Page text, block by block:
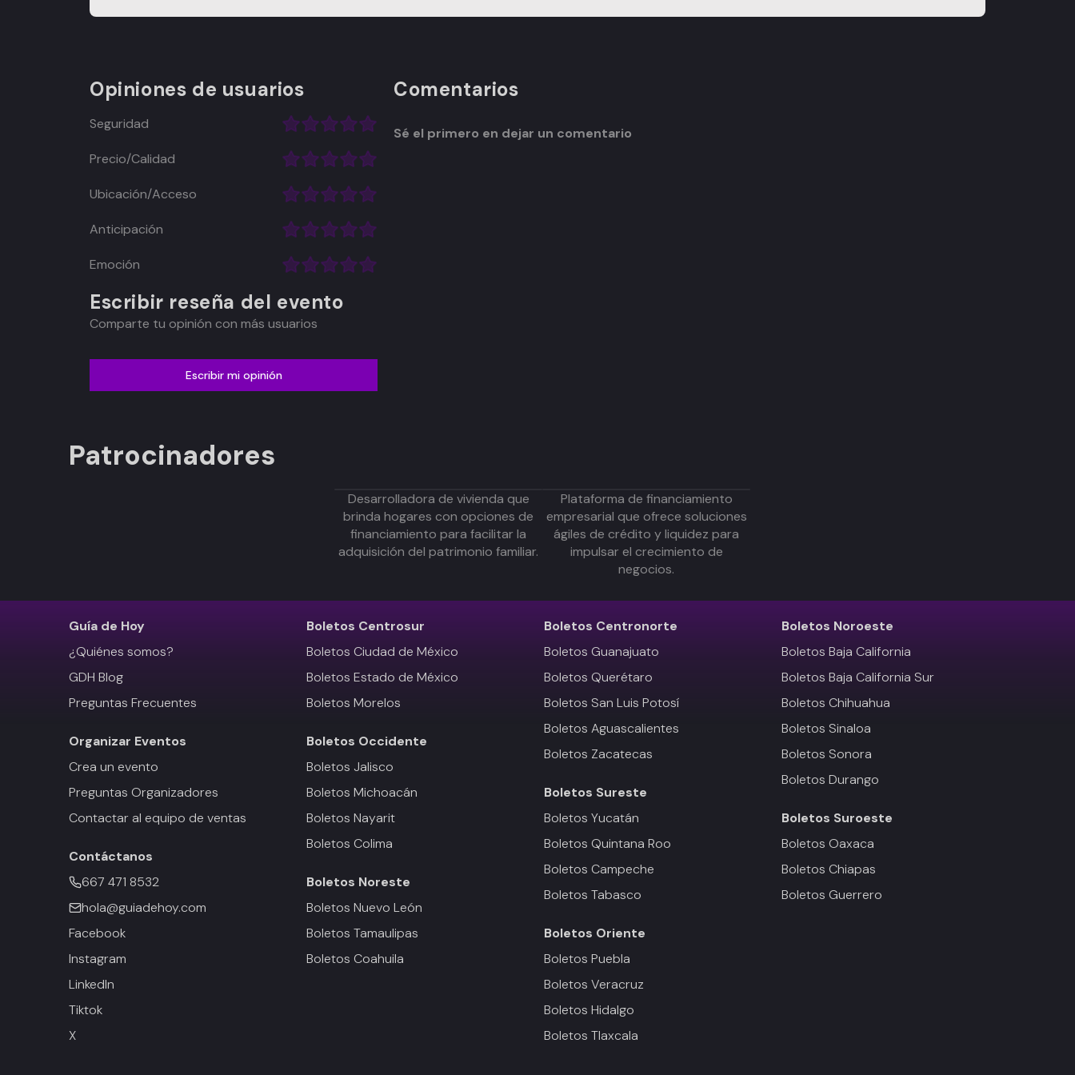
Opiniones de usuarios
Seguridad
Precio/Calidad
Ubicación/Acceso
Anticipación
Emoción
Escribir reseña del evento
Comparte tu opinión con más usuarios
Escribir mi opinión
Comentarios
Sé el primero en dejar un comentario
Patrocinadores
Desarrolladora de vivienda que
brinda hogares con opciones de
financiamiento para facilitar la
adquisición del patrimonio familiar.
Plataforma de financiamiento
empresarial que ofrece soluciones
ágiles de crédito y liquidez para
impulsar el crecimiento de
negocios.
Guía de Hoy
¿Quiénes somos?
GDH Blog
Preguntas Frecuentes
Organizar Eventos
Crea un evento
Preguntas Organizadores
Contactar al equipo de ventas
Contáctanos
667 471 8532
hola@guiadehoy.com
Facebook
Instagram
LinkedIn
Tiktok
X
Boletos Centrosur
Boletos Ciudad de México
Boletos Estado de México
Boletos Morelos
Boletos Occidente
Boletos Jalisco
Boletos Michoacán
Boletos Nayarit
Boletos Colima
Boletos Noreste
Boletos Nuevo León
Boletos Tamaulipas
Boletos Coahuila
Boletos Centronorte
Boletos Guanajuato
Boletos Querétaro
Boletos San Luis Potosí
Boletos Aguascalientes
Boletos Zacatecas
Boletos Sureste
Boletos Yucatán
Boletos Quintana Roo
Boletos Campeche
Boletos Tabasco
Boletos Oriente
Boletos Puebla
Boletos Veracruz
Boletos Hidalgo
Boletos Tlaxcala
Boletos Noroeste
Boletos Baja California
Boletos Baja California Sur
Boletos Chihuahua
Boletos Sinaloa
Boletos Sonora
Boletos Durango
Boletos Suroeste
Boletos Oaxaca
Boletos Chiapas
Boletos Guerrero